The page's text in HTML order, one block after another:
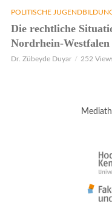
POLITISCHE
Die rechtliche
Nordrhein-Westfalen
Dr. Zübeyde Duyar 252